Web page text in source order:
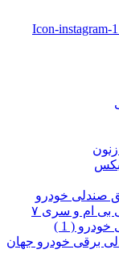
Icon-instagram-1
صندلی خودرو
بی ام و سری ۷
( 1 )